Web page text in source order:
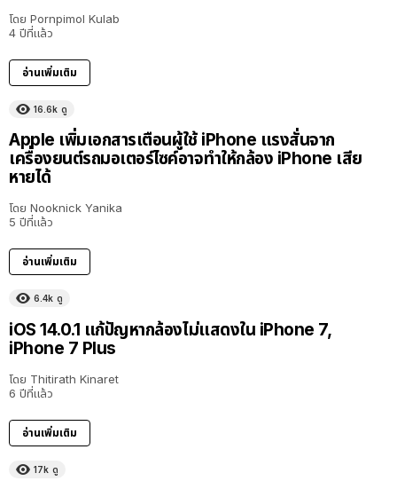
โดย Pornpimol Kulab
4 ปีที่แล้ว
อ่านเพิ่มเติม
16.6k ดู
Apple เพิ่มเอกสารเตือนผู้ใช้ iPhone แรงสั่นจาก
เครื่องยนต์รถมอเตอร์ไซค์อาจทำให้กล้อง iPhone เสีย
หายได้
โดย Nooknick Yanika
5 ปีที่แล้ว
อ่านเพิ่มเติม
6.4k ดู
iOS 14.0.1 แก้ปัญหากล้องไม่แสดงใน iPhone 7,
iPhone 7 Plus
โดย Thitirath Kinaret
6 ปีที่แล้ว
อ่านเพิ่มเติม
17k ดู